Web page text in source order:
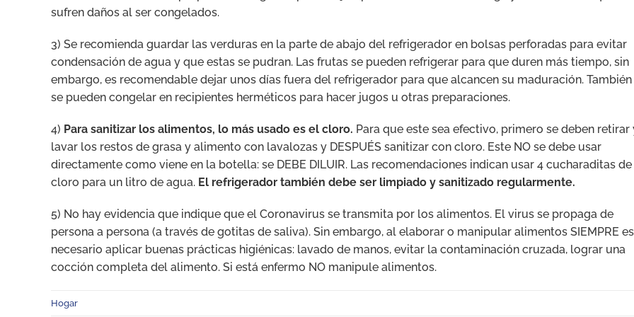
sufren daños al ser congelados.
3) Se recomienda guardar las verduras en la parte de abajo del refrigerador en bolsas perforadas para evitar
condensación de agua y que estas se pudran. Las frutas se pueden refrigerar para que duren más tiempo, sin
embargo, es recomendable dejar unos días fuera del refrigerador para que alcancen su maduración. También
se pueden congelar en recipientes herméticos para hacer jugos u otras preparaciones.
4) Para sanitizar los alimentos, lo más usado es el cloro. Para que este sea efectivo, primero se deben retirar
lavar los restos de grasa y alimento con lavalozas y DESPUÉS sanitizar con cloro. Este NO se debe usar
directamente como viene en la botella: se DEBE DILUIR. Las recomendaciones indican usar 4 cucharaditas de
cloro para un litro de agua. El refrigerador también debe ser limpiado y sanitizado regularmente.
5) No hay evidencia que indique que el Coronavirus se transmita por los alimentos. El virus se propaga de
persona a persona (a través de gotitas de saliva). Sin embargo, al elaborar o manipular alimentos SIEMPRE es
necesario aplicar buenas prácticas higiénicas: lavado de manos, evitar la contaminación cruzada, lograr una
cocción completa del alimento. Si está enfermo NO manipule alimentos.
Hogar